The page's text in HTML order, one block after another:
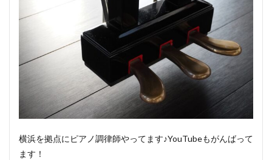
横浜を拠点にピアノ調律師やってます♪YouTubeもがんばって
ます！